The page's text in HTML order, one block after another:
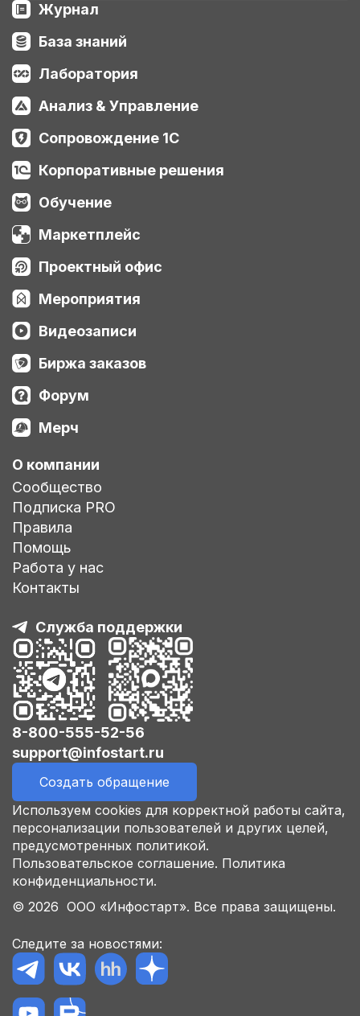
Журнал
База знаний
Лаборатория
Анализ & Управление
Сопровождение 1С
Корпоративные решения
Обучение
Маркетплейс
Проектный офис
Мероприятия
Видеозаписи
Биржа заказов
Форум
Мерч
О компании
Сообщество
Подписка PRO
Правила
Помощь
Работа у нас
Контакты
Служба поддержки
8-800-555-52-56
support@infostart.ru
Создать обращение
Используем cookies для корректной работы сайта,
персонализации пользователей и других целей,
предусмотренных политикой.
Пользовательское соглашение. Политика
конфиденциальности.
© 2026 ООО «Инфостарт». Все права защищены.
Следите за новостями: